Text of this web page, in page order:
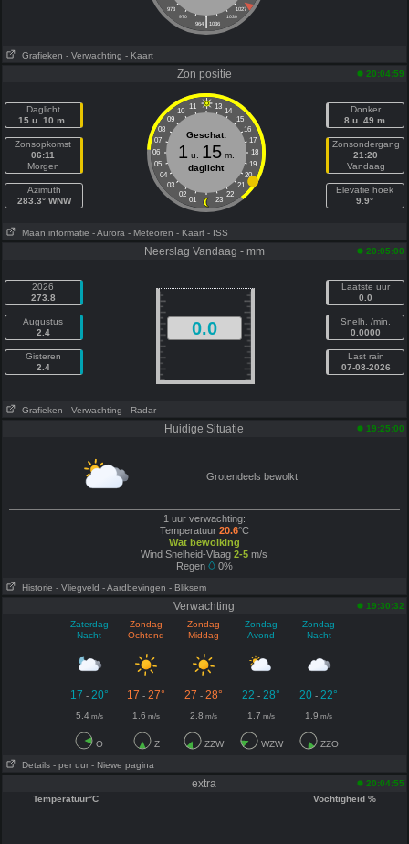
973
1027
970
1030
|
964 1036
Grafieken - Verwachting - Kaart
Zon positie 20:04:59
Daglicht
15 u. 10 m.
Zonsopkomst
06:11
Morgen
Azimuth
283.3° WNW
11 13
10
14
09
15
08
16
07
17
06
18
05
19
04
20
03
21
02
22
01 23
Geschat:
1 u. 15m.
daglicht
Donker
8 u. 49 m.
Zonsondergang
21:20
Vandaag
Elevatie hoek
9.9°
Maan informatie - Aurora - Meteoren - Kaart - ISS
Neerslag Vandaag - mm 20:05:00
2026
273.8
Augustus
2.4
Gisteren
2.4
0.0
Laatste uur
0.0
Snelh. /min.
0.0000
Last rain
07-08-2026
Grafieken - Verwachting - Radar
Huidige Situatie 19:25:00
Grotendeels bewolkt
1 uur verwachting:
Temperatuur 20.6°C
Wat bewolking
Wind Snelheid-Vlaag 2-5 m/s
Regen
0%
Historie - Vliegveld - Aardbevingen - Bliksem
Verwachting
19:30:32
Zaterdag
Nacht
Zondag
Ochtend
Zondag
Middag
Zondag
Avond
Zondag
Nacht
17 - 20° 17 -27° 27 -28° 22 - 28° 20 - 22°
5.4m/s 1.6 m/s 2.8 m/s 1.7 m/s 1.9 m/s
O Z ZZW WZW ZZO
Details - per uur - Niewe pagina
extra
20:04:55
Temperatuur°C
Vochtigheid %